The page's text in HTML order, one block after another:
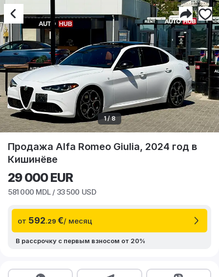
1 / 8
Продажа Alfa Romeo Giulia, 2024 год в
Кишинёве
29 000EUR
581 000 MDL / 33 500 USD
от 592.29 €/ месяц
В рассрочку с первым взносом от 20%